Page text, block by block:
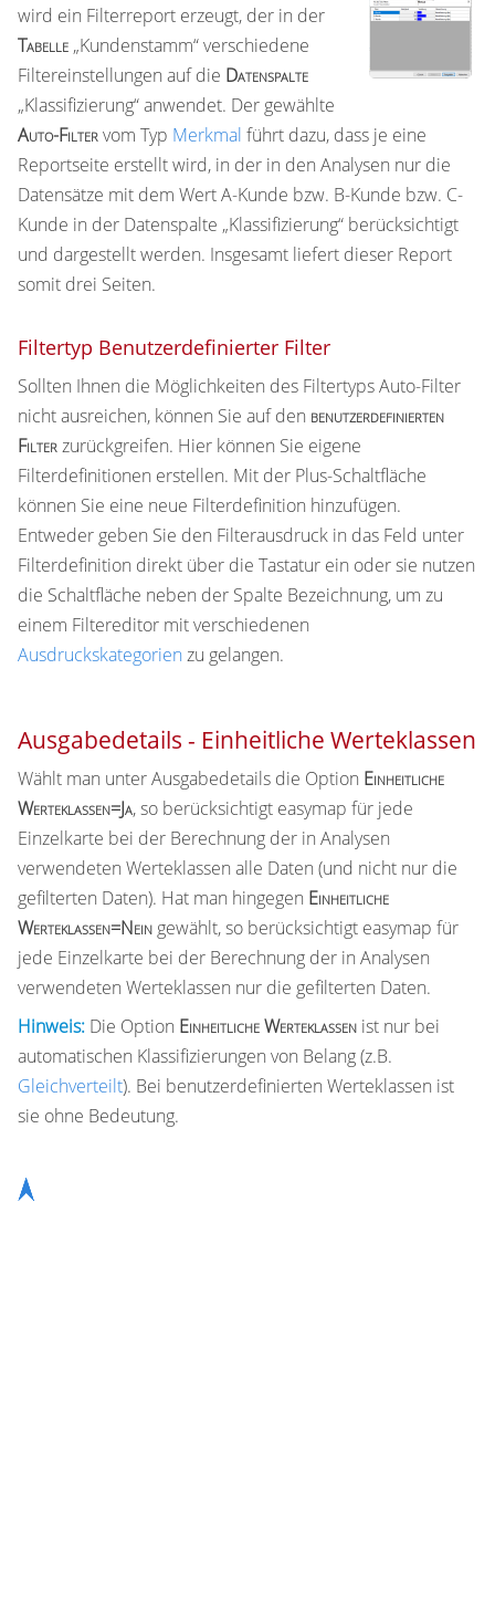
wird ein Filterreport erzeugt, der in der
Tabelle „Kundenstamm“ verschiedene
Filtereinstellungen auf die Datenspalte
„Klassifizierung“ anwendet. Der gewählte
Auto-Filtervom Typ Merkmal führt dazu, dass je eine
Reportseite erstellt wird, in der in den Analysen nur die
Datensätze mit dem Wert A-Kunde bzw. B-Kunde bzw. C-
Kunde in der Datenspalte „Klassifizierung“ berücksichtigt
und dargestellt werden. Insgesamt liefert dieser Report
somit drei Seiten.
Filtertyp Benutzerdefinierter Filter
Sollten Ihnen die Möglichkeiten des Filtertyps Auto-Filter
nicht ausreichen, können Sie auf den benutzerdefinierten
Filterzurückgreifen. Hier können Sie eigene
Filterdefinitionen erstellen. Mit der Plus-Schaltfläche
können Sie eine neue Filterdefinition hinzufügen.
Entweder geben Sie den Filterausdruck in das Feld unter
Filterdefinition direkt über die Tastatur ein oder sie nutzen
die Schaltfläche neben der Spalte Bezeichnung, um zu
einem Filtereditor mit verschiedenen
Ausdruckskategorien zu gelangen.
Ausgabedetails - Einheitliche Werteklassen
Wählt man unter Ausgabedetails die Option Einheitliche
Werteklassen=Ja, so berücksichtigt easymap für jede
Einzelkarte bei der Berechnung der in Analysen
verwendeten Werteklassen alle Daten (und nicht nur die
gefilterten Daten). Hat man hingegen Einheitliche
Werteklassen=Nein gewählt, so berücksichtigt easymap für
jede Einzelkarte bei der Berechnung der in Analysen
verwendeten Werteklassen nur die gefilterten Daten.
Hinweis: Die Option Einheitliche Werteklassen ist nur bei
automatischen Klassifizierungen von Belang (z.B.
Gleichverteilt). Bei benutzerdefinierten Werteklassen ist
sie ohne Bedeutung.